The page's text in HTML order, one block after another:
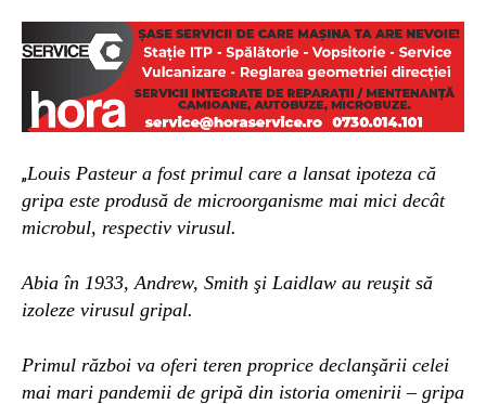
„Louis Pasteur a fost primul care a lansat ipoteza că
gripa este produsă de microorganisme mai mici decât
microbul, respectiv virusul.
Abia în 1933, Andrew, Smith şi Laidlaw au reuşit să
izoleze virusul gripal.
Primul război va oferi teren proprice declanşării celei
mai mari pandemii de gripă din istoria omenirii – gripa